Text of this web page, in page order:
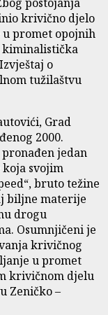
krivično djelo
u promet opojnih
kiminalistička
o
tužilaštvu
Grad
2000.
jedan
svojim
bruto težine
biljne materije
drogu
Osumnjičeni je
krivičnog
u promet
krivičnom djelu
Zeničko –